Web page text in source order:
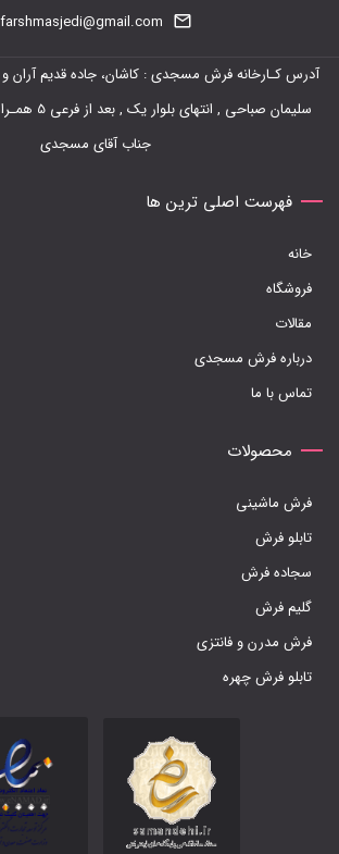
می
باشد.
است
صفحه
محصول
انتخاب
farshmasjedi@gmail.com
آدرس کـارخانه فرش مسجدی : کاشان، جاده قدیم
جناب آقای مسجدی
فهرست اصلی ترین ها
خانه
فروشگاه
مقالات
درباره فرش مسجدی
تماس با ما
محصولات
فرش ماشینی
تابلو فرش
سجاده فرش
گلیم فرش
فرش مدرن و فانتزی
تابلو فرش چهره